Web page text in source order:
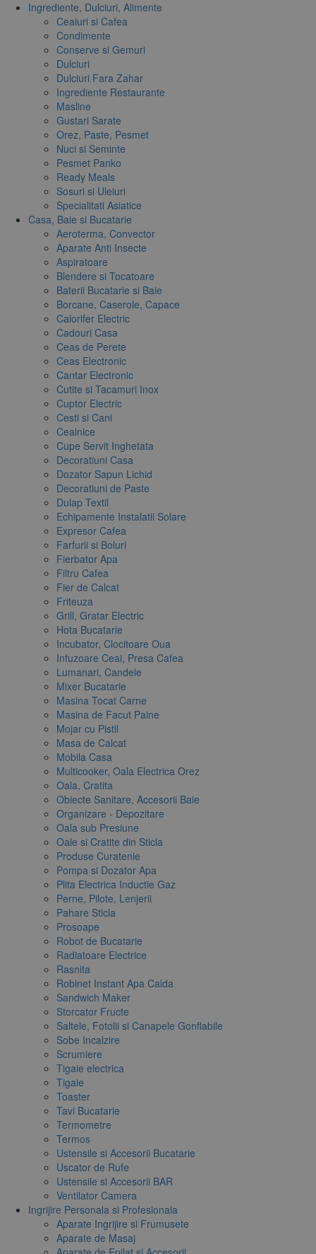
Ingrediente, Dulciuri, Alimente
Ceaiuri si Cafea
Condimente
Conserve si Gemuri
Dulciuri
Dulciuri Fara Zahar
Ingrediente Restaurante
Masline
Gustari Sarate
Orez, Paste, Pesmet
Nuci si Seminte
Pesmet Panko
Ready Meals
Sosuri si Uleiuri
Specialitati Asiatice
Casa, Baie si Bucatarie
Aeroterma, Convector
Aparate Anti Insecte
Aspiratoare
Blendere si Tocatoare
Baterii Bucatarie si Baie
Borcane, Caserole, Capace
Calorifer Electric
Cadouri Casa
Ceas de Perete
Ceas Electronic
Cantar Electronic
Cutite si Tacamuri Inox
Cuptor Electric
Cesti si Cani
Ceainice
Cupe Servit Inghetata
Decoratiuni Casa
Dozator Sapun Lichid
Decoratiuni de Paste
Dulap Textil
Echipamente Instalatii Solare
Expresor Cafea
Farfurii si Boluri
Fierbator Apa
Filtru Cafea
Fier de Calcat
Friteuza
Grill, Gratar Electric
Hota Bucatarie
Incubator, Clocitoare Oua
Infuzoare Ceai, Presa Cafea
Lumanari, Candele
Mixer Bucatarie
Masina Tocat Carne
Masina de Facut Paine
Mojar cu Pistil
Masa de Calcat
Mobila Casa
Multicooker, Oala Electrica Orez
Oala, Cratita
Obiecte Sanitare, Accesorii Baie
Organizare - Depozitare
Oala sub Presiune
Oale si Cratite din Sticla
Produse Curatenie
Pompa si Dozator Apa
Plita Electrica Inductie Gaz
Perne, Pilote, Lenjerii
Pahare Sticla
Prosoape
Robot de Bucatarie
Radiatoare Electrice
Rasnita
Robinet Instant Apa Calda
Sandwich Maker
Storcator Fructe
Saltele, Fotolii si Canapele Gonflabile
Sobe Incalzire
Scrumiere
Tigaie electrica
Tigaie
Toaster
Tavi Bucatarie
Termometre
Termos
Ustensile si Accesorii Bucatarie
Uscator de Rufe
Ustensile si Accesorii BAR
Ventilator Camera
Ingrijire Personala si Profesionala
Aparate Ingrijire si Frumusete
Aparate de Masaj